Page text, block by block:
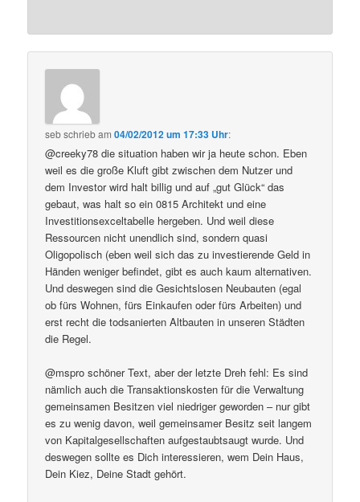
sebschriebam04/02/2012 um 17:33 Uhr:
@creeky78 die situation haben wir ja heute schon. Eben
weil es die große Kluft gibt zwischen dem Nutzer und
dem Investor wird halt billig und auf „gut Glück“ das
gebaut, was halt so ein 0815 Architekt und eine
Investitionsexceltabelle hergeben. Und weil diese
Ressourcen nicht unendlich sind, sondern quasi
Oligopolisch (eben weil sich das zu investierende Geld in
Händen weniger befindet, gibt es auch kaum alternativen.
Und deswegen sind die Gesichtslosen Neubauten (egal
ob fürs Wohnen, fürs Einkaufen oder fürs Arbeiten) und
erst recht die todsanierten Altbauten in unseren Städten
die Regel.
@mspro schöner Text, aber der letzte Dreh fehl: Es sind
nämlich auch die Transaktionskosten für die Verwaltung
gemeinsamen Besitzen viel niedriger geworden – nur gibt
es zu wenig davon, weil gemeinsamer Besitz seit langem
von Kapitalgesellschaften aufgestaubtsaugt wurde. Und
deswegen sollte es Dich interessieren, wem Dein Haus,
Dein Kiez, Deine Stadt gehört.